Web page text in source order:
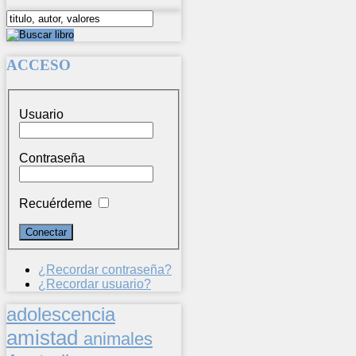
ACCESO
Usuario
Contraseña
Recuérdeme
¿Recordar contraseña?
¿Recordar usuario?
adolescencia
amistad animales